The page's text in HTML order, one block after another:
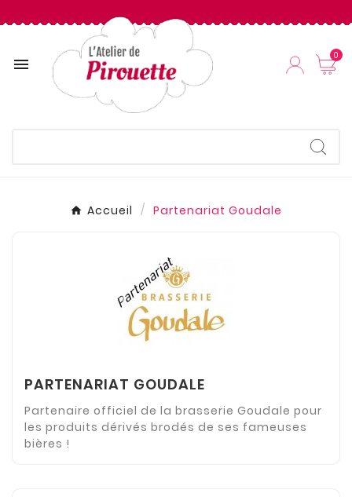
 0
Accueil Partenariat Goudale
PARTENARIAT GOUDALE
Partenaire officiel de la brasserie Goudale pour
les produits dérivés brodés de ses fameuses
bières !